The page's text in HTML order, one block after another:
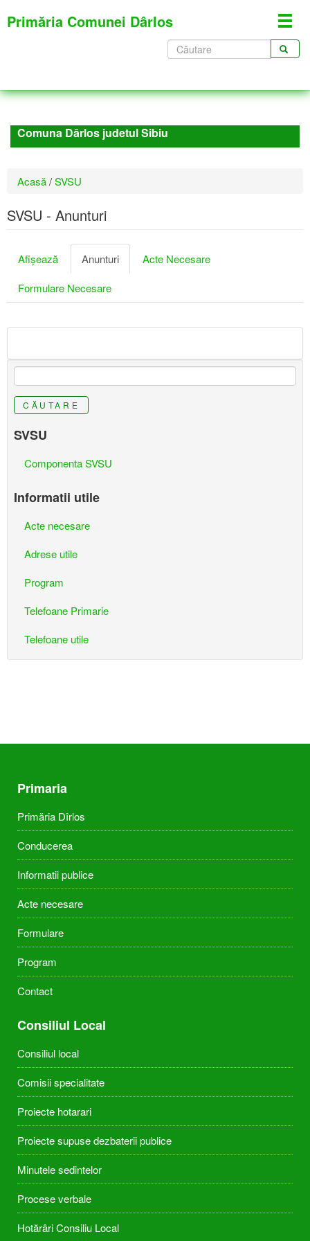
Primăria Comunei Dârlos
Formular
de
Comuna Dârlos judetul Sibiu
Eşti
aici
Acasă/SVSU
SVSU - Anunturi
primare
Afişează Anunturi
activ)
Acte Necesare
Formulare Necesare
CĂUTARE
SVSU
Componenta SVSU
Informatii utile
Acte necesare
Adrese utile
Program
Telefoane Primarie
Telefoane utile
Primaria
Primăria Dîrlos
Conducerea
Informatii publice
Acte necesare
Formulare
Program
Contact
Consiliul Local
Consiliul local
Comisii specialitate
Proiecte hotarari
Proiecte supuse dezbaterii publice
Minutele sedintelor
Procese verbale
Hotărâri Consiliu Local